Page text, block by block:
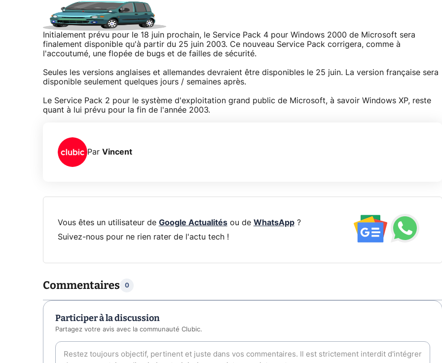
Initialement prévu pour le 18 juin prochain, le Service Pack 4 pour Windows 2000 de Microsoft sera
finalement disponible qu'à partir du 25 juin 2003. Ce nouveau Service Pack corrigera, comme à
l'accoutumé, une flopée de bugs et de failles de sécurité.
Seules les versions anglaises et allemandes devraient être disponibles le 25 juin. La version française sera
disponible seulement quelques jours / semaines après.
Le Service Pack 2 pour le système d'exploitation grand public de Microsoft, à savoir Windows XP, reste
quant à lui prévu pour la fin de l'année 2003.
Par Vincent
Vous êtes un utilisateur de Google Actualitésou de WhatsApp?
Suivez-nous pour ne rien rater de l'actu tech !
Commentaires 0
Participer à la discussion
Partagez votre avis avec la communauté Clubic.